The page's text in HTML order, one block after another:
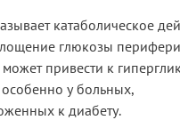
катаболическое
глюкозы
может привести к
у больных,
к диабету.